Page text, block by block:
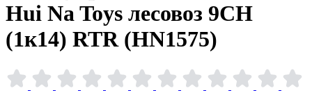
Hui Na Toys лесовоз 9CH
(1к14) RTR (HN1575)